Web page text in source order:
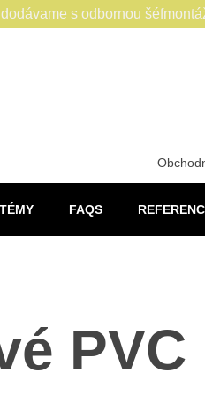
FAQS
s odbornou